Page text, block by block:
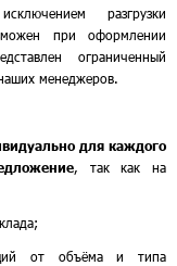
разгрузки
при оформлении
ограниченный
менеджеров.
для каждого
, так как на
от объёма и типа